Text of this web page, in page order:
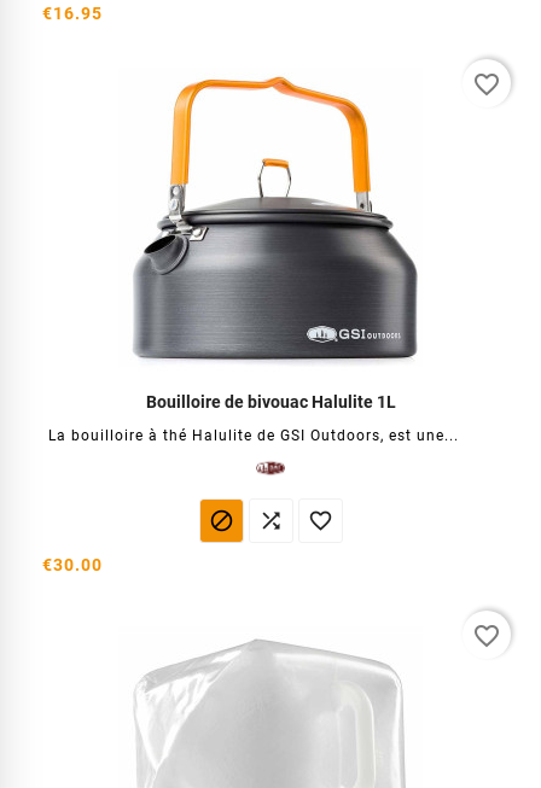
€16.95
Bouilloire de bivouac Halulite 1L
La bouilloire à thé Halulite de GSI Outdoors, est une...
  
€30.00
favorite_border
favorite_border